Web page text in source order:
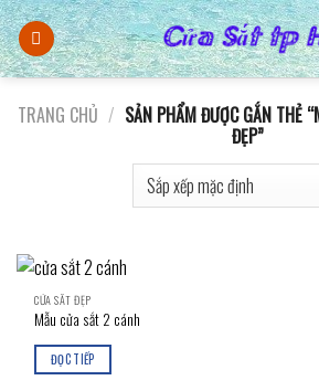
Skip
to
content
TRANG CHỦ / SẢN PHẨM ĐƯỢC GẮN THẺ
ĐẸP”
CỬA SẮT ĐẸP
Mẫu cửa sắt 2 cánh
ĐỌC TIẾP